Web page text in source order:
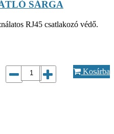
SÁRGA
RJ45 csatlakozó védő.
Kosárba